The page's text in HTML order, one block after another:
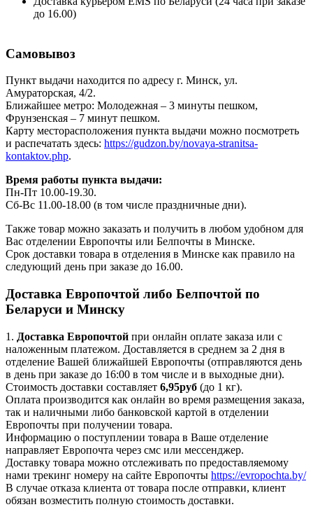
до 16.00)
Самовывоз
Пункт выдачи находится по адресу г. Минск, ул.
Амураторская, 4/2.
Ближайшее метро: Молодежная – 3 минуты пешком,
Фрунзенская – 7 минут пешком.
Карту месторасположения пункта выдачи можно посмотреть
и распечатать здесь: https://gudzon.by/novaya-stranitsa-
kontaktov.php.
Время работы пункта выдачи:
Пн-Пт 10.00-19.30.
Сб-Вс 11.00-18.00 (в том числе праздничные дни).
Также товар можно заказать и получить в любом удобном для
Вас отделении Европочты или Белпочты в Минске.
Срок доставки товара в отделения в Минске как правило на
следующий день при заказе до 16.00.
Доставка Европочтой либо Белпочтой по
Беларуси и Минску
1. Доставка Европочтой при онлайн оплате заказа или с
наложенным платежом. Доставляется в среднем за 2 дня в
отделение Вашей ближайшей Европочты (отправляются день
в день при заказе до 16:00 в том числе и в выходные дни).
Стоимость доставки составляет 6,95руб (до 1 кг).
Оплата производится как онлайн во время размещения заказа,
так и наличными либо банковской картой в отделении
Европочты при получении товара.
Информацию о поступлении товара в Ваше отделение
направляет Европочта через смс или мессенджер.
Доставку товара можно отслеживать по предоставляемому
нами трекинг номеру на сайте Европочты https://evropochta.by/
В случае отказа клиента от товара после отправки, клиент
обязан возместить полную стоимость доставки.